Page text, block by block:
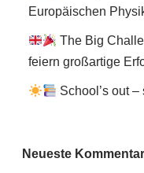
Europäischen
The Big
feiern großartige
School’s out
Neueste